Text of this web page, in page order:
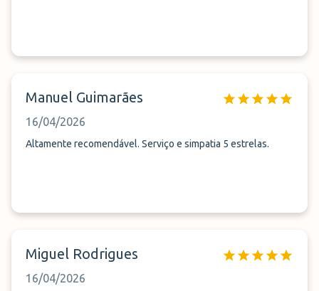
Manuel Guimarães
16/04/2026
Altamente recomendável. Serviço e simpatia 5 estrelas.
Miguel Rodrigues
16/04/2026